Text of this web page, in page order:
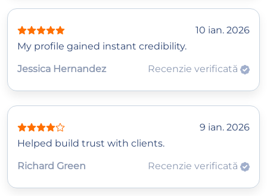
10 ian. 2026
My profile gained instant credibility.
Jessica Hernandez
Recenzie verificată
9 ian. 2026
Helped build trust with clients.
Richard Green
Recenzie verificată